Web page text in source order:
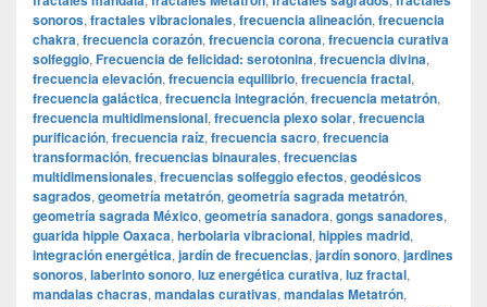
sonoros, fractales vibracionales, frecuencia alineación, frecuencia
chakra, frecuencia corazón, frecuencia corona, frecuencia curativa
solfeggio, Frecuencia de felicidad: serotonina, frecuencia divina,
frecuencia elevación, frecuencia equilibrio, frecuencia fractal,
frecuencia galáctica, frecuencia integración, frecuencia metatrón,
frecuencia multidimensional, frecuencia plexo solar, frecuencia
purificación, frecuencia raíz, frecuencia sacro, frecuencia
transformación, frecuencias binaurales, frecuencias
multidimensionales, frecuencias solfeggio efectos, geodésicos
sagrados, geometría metatrón, geometría sagrada metatrón,
geometría sagrada México, geometría sanadora, gongs sanadores,
guarida hippie Oaxaca, herbolaria vibracional, hippies madrid,
integración energética, jardín de frecuencias, jardín sonoro, jardines
sonoros, laberinto sonoro, luz energética curativa, luz fractal,
mandalas chacras, mandalas curativas, mandalas Metatrón,